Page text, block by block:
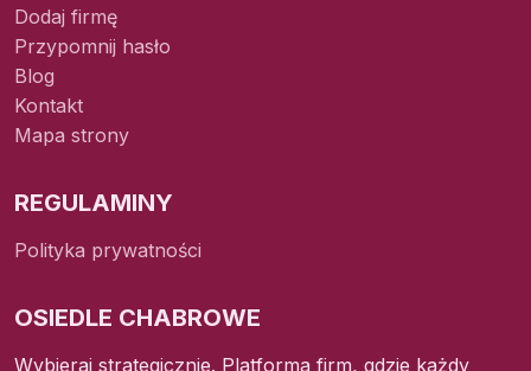
Dodaj firmę
Przypomnij hasło
Blog
Kontakt
Mapa strony
REGULAMINY
Polityka prywatności
OSIEDLE CHABROWE
Wybieraj strategicznie. Platforma firm, gdzie każdy